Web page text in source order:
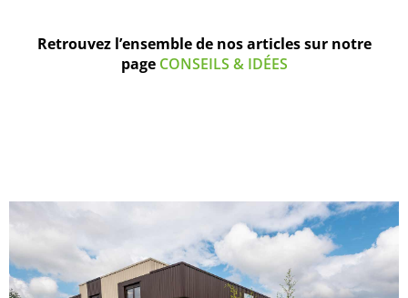
Retrouvez l’ensemble de nos articles sur notre
page CONSEILS & IDÉES